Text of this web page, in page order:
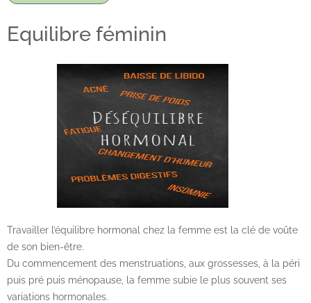
Equilibre féminin
Travailler l’équilibre hormonal chez la femme est la clé de voûte
de son bien-être.
Du commencement des menstruations, aux grossesses, à la péri
puis pré puis ménopause, la femme subie le plus souvent ses
variations hormonales.